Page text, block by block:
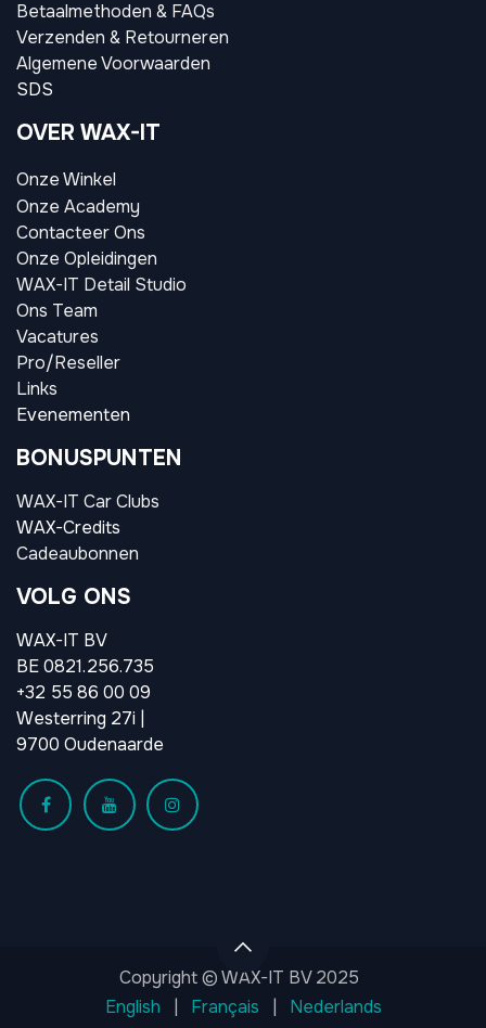
Betaalmethoden & FAQs
Verzenden & Retourneren
Algemene Voorwaarden
SDS
OVER WAX-IT
Onze Winkel
Onze Academy
Contacteer Ons
Onze Opleidingen
WAX-IT Detail Studio
Ons Team
Vacatures
Pro/Reseller
Links
Evenementen
BONUSPUNTEN
WAX-IT Car Clubs
WAX-Credits
Cadeaubonnen
VOLG ONS
WAX-IT BV
BE 0821.256.735
+32 55 86 00 09
Westerring 27i |
9700 Oudenaarde
Copyright © WAX-IT BV 2025
English
Français Nederlands